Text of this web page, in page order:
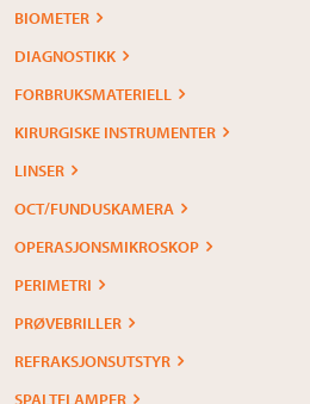
BIOMETER
DIAGNOSTIKK
FORBRUKSMATERIELL
KIRURGISKE INSTRUMENTER
LINSER
OCT/FUNDUSKAMERA
OPERASJONSMIKROSKOP
PERIMETRI
PRØVEBRILLER
REFRAKSJONSUTSTYR
SPALTELAMPER